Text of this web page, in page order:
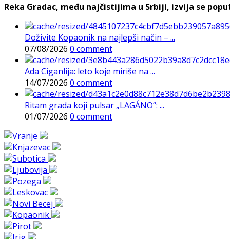
Reka Gradac, među najčistijima u Srbiji, izvija se
Doživite Kopaonik na najlepši način – ...
07/08/2026 0 comment
Ada Ciganlija: leto koje miriše na ...
14/07/2026 0 comment
Ritam grada koji pulsar „LAGÁNO“: ...
01/07/2026 0 comment